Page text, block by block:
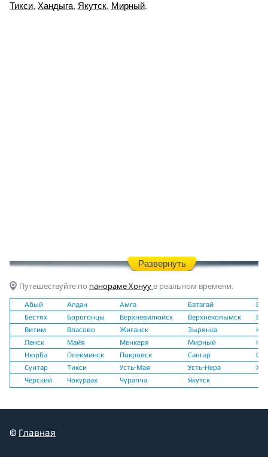
Тикси, Хандыга, Якутск, Мирный.
Развернуть
Путешествуйте по панораме Хонуу в реальном времени.
Абый Алдан Амга Батагай
Бестях
Борогонцы Верхневилюйск Верхнеколымск
Витим
Власово Жиганск Зырянка
Ленск
Майя Менкеря Мирный
Нюрба
Олекминск Покровск Сангар
Сунтар
Тикси Усть-Мая Усть-Нера
Черский
Чокурдах Чурапча Якутск
© Главная